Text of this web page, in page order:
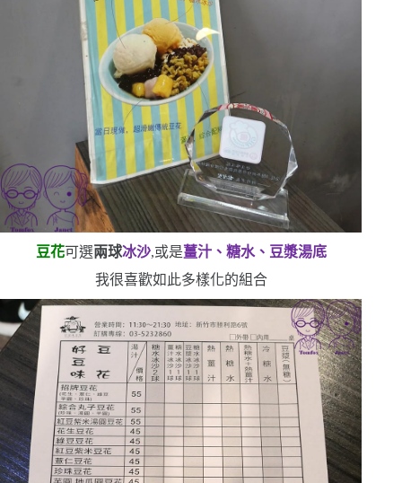
豆花可選兩球冰沙,或是薑汁、糖水、豆漿湯底
我很喜歡如此多樣化的組合